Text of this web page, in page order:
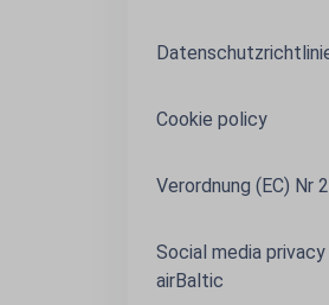
Cookie policy
Verordnung (EC) Nr
Social media
airBaltic